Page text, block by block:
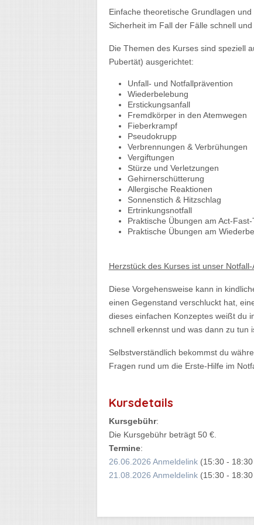
Einfache theoretische Grundlagen
Sicherheit im Fall der Fälle schnell
Die Themen des Kurses sind speziell
Pubertät) ausgerichtet:
Unfall- und Notfallprävention
Wiederbelebung
Erstickungsanfall
Fremdkörper in den Atemwegen
Fieberkrampf
Pseudokrupp
Verbrennungen & Verbrühungen
Vergiftungen
Stürze und Verletzungen
Gehirnerschütterung
Allergische Reaktionen
Sonnenstich & Hitzschlag
Ertrinkungsnotfall
Praktische Übungen am Act-
Praktische Übungen am
Herzstück des Kurses ist unser
Diese Vorgehensweise kann in
einen Gegenstand verschluckt hat,
dieses einfachen Konzeptes weißt du
schnell erkennst und was dann zu tun
Selbstverständlich bekommst du
Fragen rund um die Erste-Hilfe im
Kursdetails
Kursgebühr:
Die Kursgebühr beträgt 50 €.
Termine:
26.06.2026 Anmeldelink(15:30 - 18:30
21.08.2026 Anmeldelink(15:30 - 18:30